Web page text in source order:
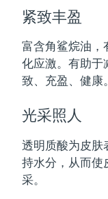
紧致丰盈
富含角鲨烷油，
化应激。有助于
致、充盈、健康。
光采照人
透明质酸为皮肤
持水分，从而使
采。
All
眼
All
LED
For
Dual
更多的
护肤品
全部购买
爱尔兰
马恩岛
以色列
意大利
日本
泽西岛